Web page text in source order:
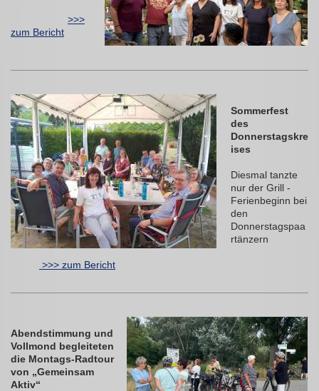
>>>
zum Bericht
Sommerfest
des
Donnerstagskre
ises
Diesmal tanzte
nur der Grill -
Ferienbeginn bei
den
Donnerstagspaa
rtänzern
>>> zum Bericht
Abendstimmung und
Vollmond begleiteten
die Montags-Radtour
von „Gemeinsam
Aktiv“